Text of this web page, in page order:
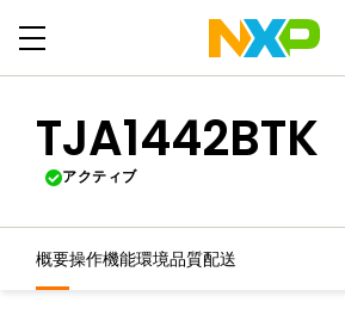
TJA1442BTK
アクティブ
概要操作機能環境品質配送